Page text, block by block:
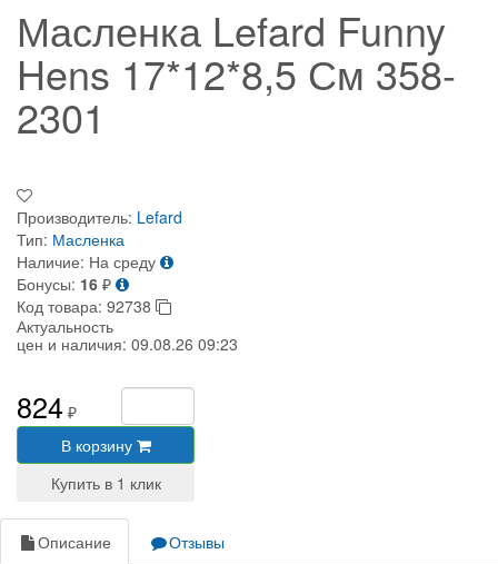
Масленка Lefard Funny
Hens 17*12*8,5 См 358-
2301
Производитель: Lefard
Тип: Масленка
Наличие: На среду
Бонусы: 16 ₽
Код товара: 92738
Актуальность
цен и наличия: 09.08.26 09:23
824 ₽
В корзину
Описание
Отзывы